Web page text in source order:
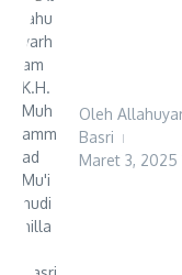
Oleh
Basri
Maret 3, 2025